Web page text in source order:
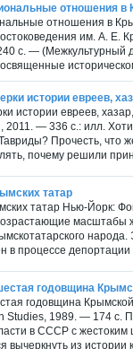
отношения в
отношения в
им. А. Е.
с. — (Межкультурный
истории евреев,
истории евреев,
— 336 с.: илл.
Прочесть, что
почему решили
татар
татар Нью-Йорк:
масштабы
процессе депортации
годовщина
годовщина
Studies, 1989. — 174 с.
в СССР с жестоким
вычеркнуть из истории